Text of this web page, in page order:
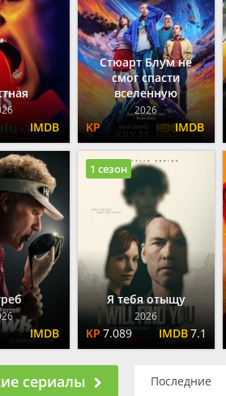
Стюарт Блум не
смог спасти
вселенную
2026
Я тебя отыщу
2026
7.089 7.1
1 сезон
сериалы Последние